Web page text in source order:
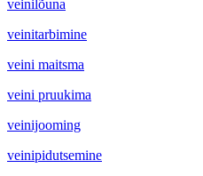
veinilõuna
veinitarbimine
veini maitsma
veini pruukima
veinijooming
veinipidutsemine